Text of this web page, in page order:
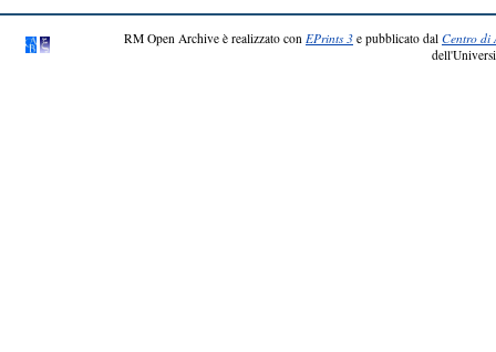
RM Open Archive è realizzato con EPrints 3 e pubblicato dal Centro di